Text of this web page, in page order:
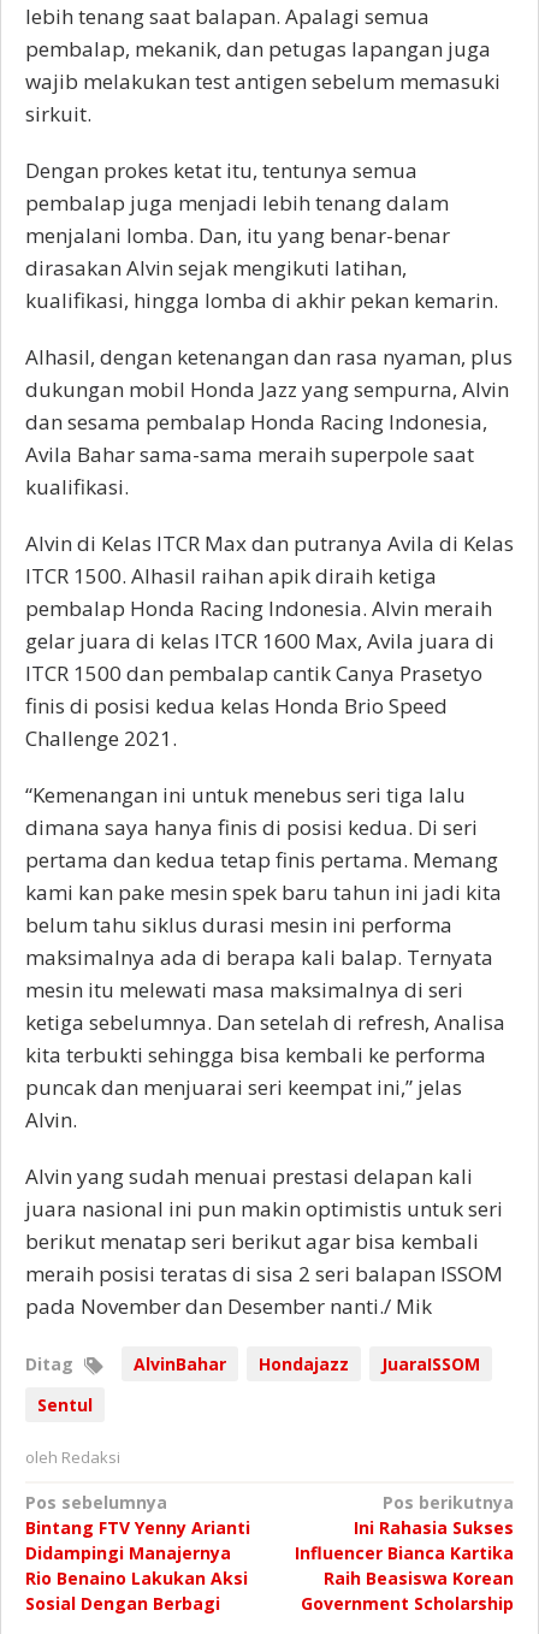
lebih tenang saat balapan. Apalagi semua
pembalap, mekanik, dan petugas lapangan juga
wajib melakukan test antigen sebelum memasuki
sirkuit.
Dengan prokes ketat itu, tentunya semua
pembalap juga menjadi lebih tenang dalam
menjalani lomba. Dan, itu yang benar-benar
dirasakan Alvin sejak mengikuti latihan,
kualifikasi, hingga lomba di akhir pekan kemarin.
Alhasil, dengan ketenangan dan rasa nyaman, plus
dukungan mobil Honda Jazz yang sempurna, Alvin
dan sesama pembalap Honda Racing Indonesia,
Avila Bahar sama-sama meraih superpole saat
kualifikasi.
Alvin di Kelas ITCR Max dan putranya Avila di Kelas
ITCR 1500. Alhasil raihan apik diraih ketiga
pembalap Honda Racing Indonesia. Alvin meraih
gelar juara di kelas ITCR 1600 Max, Avila juara di
ITCR 1500 dan pembalap cantik Canya Prasetyo
finis di posisi kedua kelas Honda Brio Speed
Challenge 2021.
“Kemenangan ini untuk menebus seri tiga lalu
dimana saya hanya finis di posisi kedua. Di seri
pertama dan kedua tetap finis pertama. Memang
kami kan pake mesin spek baru tahun ini jadi kita
belum tahu siklus durasi mesin ini performa
maksimalnya ada di berapa kali balap. Ternyata
mesin itu melewati masa maksimalnya di seri
ketiga sebelumnya. Dan setelah di refresh, Analisa
kita terbukti sehingga bisa kembali ke performa
puncak dan menjuarai seri keempat ini,” jelas
Alvin.
Alvin yang sudah menuai prestasi delapan kali
juara nasional ini pun makin optimistis untuk seri
berikut menatap seri berikut agar bisa kembali
meraih posisi teratas di sisa 2 seri balapan ISSOM
pada November dan Desember nanti./ Mik
Ditag AlvinBahar Hondajazz
JuaraISSOM
Sentul
oleh Redaksi
Navigasi
pos
Pos sebelumnya
Bintang FTV Yenny Arianti
Didampingi Manajernya
Rio Benaino Lakukan Aksi
Sosial Dengan Berbagi
Pos berikutnya
Ini Rahasia Sukses
Influencer Bianca Kartika
Raih Beasiswa Korean
Government Scholarship